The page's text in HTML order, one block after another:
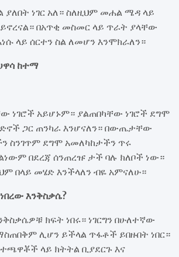
ያለበት ነገር አለ። ስለዚህም መሐል ሜዳ ላይ
ይኖረናል። በአጥቂ መስመር ላይ ጥራት ያላቸው
ላይ ሰርተን ስል ለመሆን እንሞክራለን።
ከተማ
ነገሮች አይሆኑም። ያልጠበካቸው ነገሮች ደግሞ
ጋር ጠንካራ እንሆናለን። በውጤታቸው
ስንገጥም ደግሞ አመለካከታችን ጥሩ
በደረጃ ሰንጠረዡ ታች ባሉ ክለቦች ነው።
በላይ መሄድ እንችላለን ብዬ አምናለሁ።
እንቅስቃሴ?
ክፍት ነበሩ። ነገርግን በሁለተኛው
ሊሆን ይችላል ጥፋቶች ይበዙበት ነበር።
ላይ ክትትል ቢያደርጉ እና